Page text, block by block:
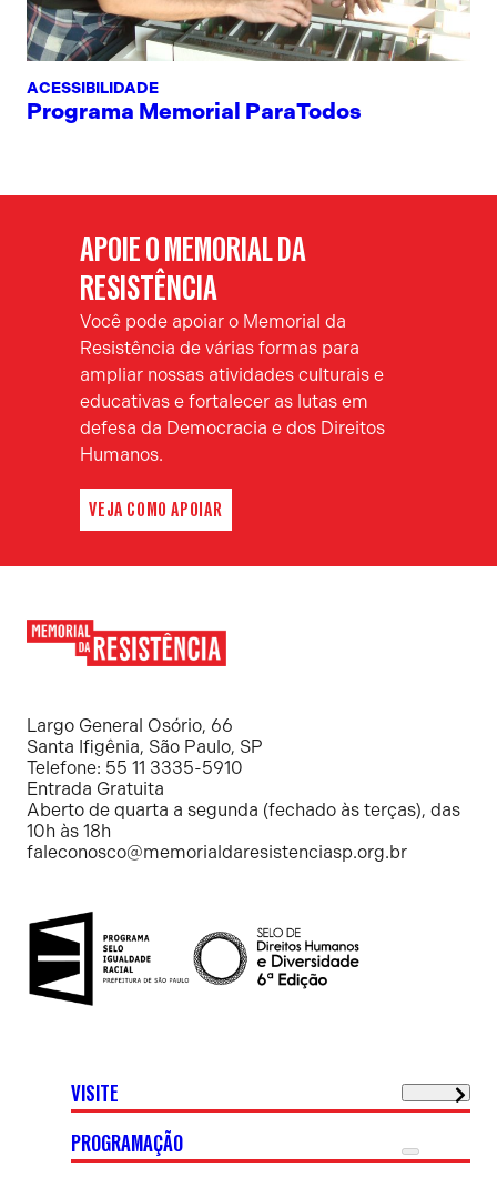
ACESSIBILIDADE
Programa Memorial ParaTodos
APOIE O MEMORIAL DA
RESISTÊNCIA
Você pode apoiar o Memorial da
Resistência de várias formas para
ampliar nossas atividades culturais e
educativas e fortalecer as lutas em
defesa da Democracia e dos Direitos
Humanos.
VEJA COMO APOIAR
Resistência
Largo General Osório, 66
Santa Ifigênia, São Paulo, SP
Telefone: 55 11 3335-5910
Entrada Gratuita
Aberto de quarta a segunda (fechado às terças), das
10h às 18h
faleconosco@memorialdaresistenciasp.org.br
VISITE
PROGRAMAÇÃO